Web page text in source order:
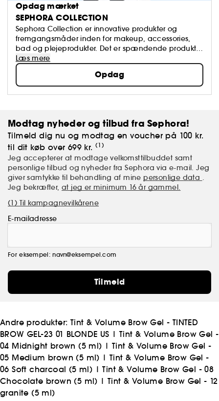
Opdag mærket
SEPHORA COLLECTION
Sephora Collection er innovative produkter og
fremgangsmåder inden for makeup, accessories,
bad og plejeprodukter. Det er spændende produkter
som er på forkant med udviklingen inden for alt
beauty, og der er altid tale om kvalitetsvarer.
Læs mere
Opdag
Modtag nyheder og tilbud fra Sephora!
Tilmeld dig nu og modtag en voucher på 100 kr.
til dit køb over 699 kr. (1)
Jeg accepterer at modtage velkomsttilbuddet samt
personlige tilbud og nyheder fra Sephora via e-mail. Jeg
giver samtykke til behandling af mine personlige data .
Jeg bekræfter,at jeg er minimum 16 år gammel.
(1) Til kampagnevilkårene
E-mailadresse
For eksempel: navn@eksempel.com
Tilmeld
Andre produkter: Tint & Volume Brow Gel - TINTED
BROW GEL-23 01 BLONDE US | Tint & Volume Brow Gel -
04 Midnight brown (5 ml) | Tint & Volume Brow Gel -
05 Medium brown (5 ml) |Tint & Volume Brow Gel -
06 Soft charcoal (5 ml) |Tint & Volume Brow Gel - 08
Chocolate brown (5 ml) |Tint & Volume Brow Gel - 12
granite (5 ml)